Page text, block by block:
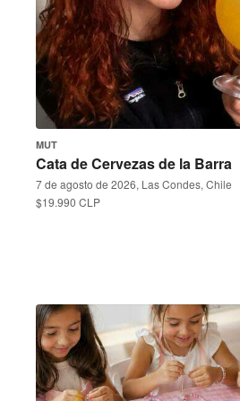
MUT
Cata de Cervezas de la Barra
7 de agosto de 2026, Las Condes, Chile
$19.990 CLP